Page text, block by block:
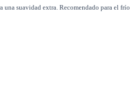
suavidad extra. Recomendado para el